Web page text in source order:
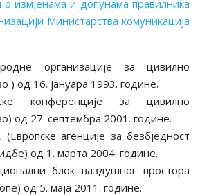
измјенама и допунама правилника
Министарства комуникација
организације за цивилно
) од 16. јануара 1993. године.
конференције за цивилно
од 27. септембра 2001. године.
(Европске агенцијe за безбједност
од 1. марта 2004. године.
блок ваздушног простора
од 5. маја 2011. године.